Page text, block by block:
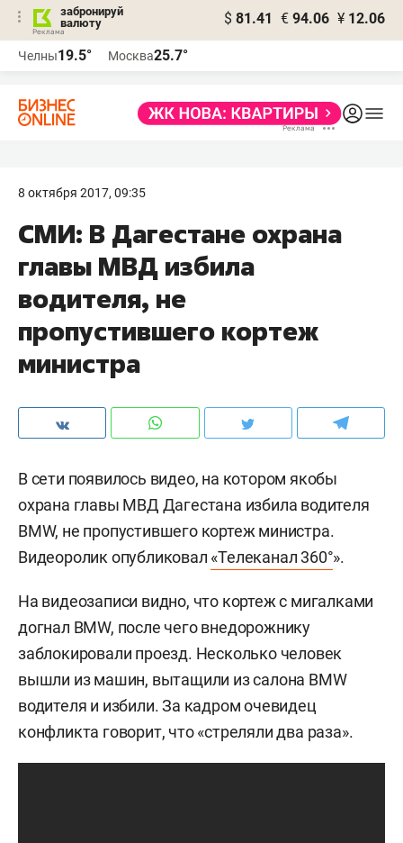
забронируй
валюту
$ 81.41 € 94.06 ¥ 12.06
Челны19.5° Москва25.7°
8 октября 2017, 09:35
СМИ: В Дагестане охрана
главы МВД избила
водителя, не
пропустившего кортеж
министра
В сети появилось видео, на котором якобы
охрана главы МВД Дагестана избила водителя
BMW, не пропустившего кортеж министра.
Видеоролик опубликовал «Телеканал 360°».
На видеозаписи видно, что кортеж с мигалками
догнал BMW, после чего внедорожнику
заблокировали проезд. Несколько человек
вышли из машин, вытащили из салона BMW
водителя и избили. За кадром очевидец
конфликта говорит, что «стреляли два раза».